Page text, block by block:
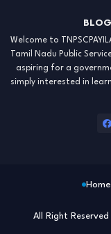
Welcome to
Tamil Nadu Public
aspiring for a
simply interested in
All Right
Home